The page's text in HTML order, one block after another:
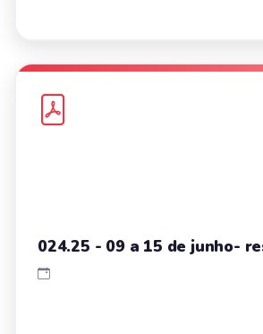
024.25 - 09 a 15 de junho-